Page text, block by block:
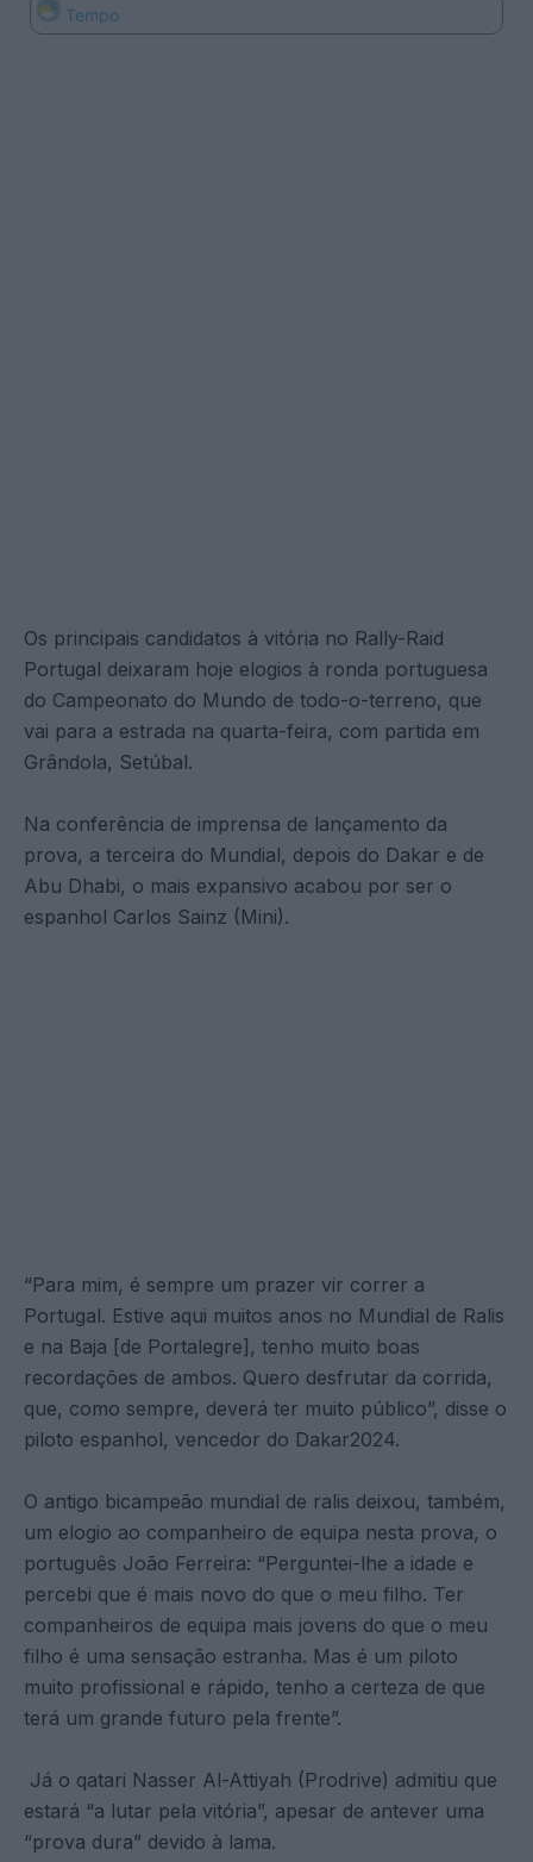
Tempo
Os principais candidatos à vitória no Rally-Raid
Portugal deixaram hoje elogios à ronda portuguesa
do Campeonato do Mundo de todo-o-terreno, que
vai para a estrada na quarta-feira, com partida em
Grândola, Setúbal.
Na conferência de imprensa de lançamento da
prova, a terceira do Mundial, depois do Dakar e de
Abu Dhabi, o mais expansivo acabou por ser o
espanhol Carlos Sainz (Mini).
“Para mim, é sempre um prazer vir correr a
Portugal. Estive aqui muitos anos no Mundial de Ralis
e na Baja [de Portalegre], tenho muito boas
recordações de ambos. Quero desfrutar da corrida,
que, como sempre, deverá ter muito público”, disse o
piloto espanhol, vencedor do Dakar2024.
O antigo bicampeão mundial de ralis deixou, também,
um elogio ao companheiro de equipa nesta prova, o
português João Ferreira: “Perguntei-lhe a idade e
percebi que é mais novo do que o meu filho. Ter
companheiros de equipa mais jovens do que o meu
filho é uma sensação estranha. Mas é um piloto
muito profissional e rápido, tenho a certeza de que
terá um grande futuro pela frente”.
Já o qatari Nasser Al-Attiyah (Prodrive) admitiu que
estará “a lutar pela vitória”, apesar de antever uma
“prova dura” devido à lama.